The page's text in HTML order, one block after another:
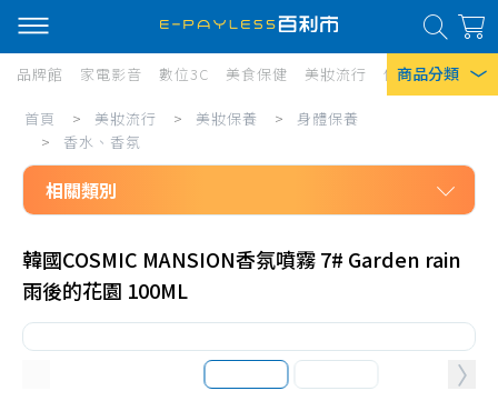
商品分類
熱門搜尋
風扇
口罩
除濕機
衛生紙
品牌館 家電影音 數位3C 美食保健 美妝流行 傢俱寢具 居
美
流
行/
美
妝
保
首頁 > 美妝流行 > 美妝保養 >
身體保養
>
香水、香氛
相關類別
美妝保養
香皂、手工皂
韓國COSMIC MANSION香氛噴霧 7# Garden rain
雨後的花園 100ML